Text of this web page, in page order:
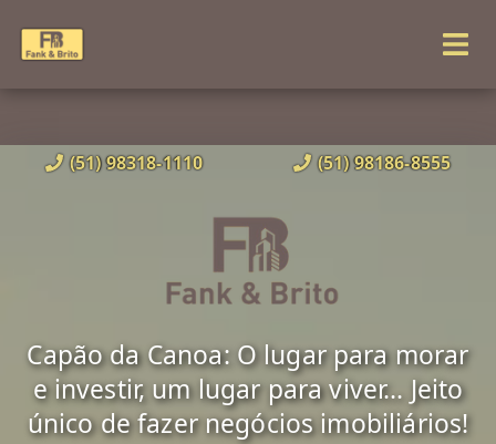
(51) 98318-1110 (51) 98186-8555
Capão da Canoa: O lugar para morar
e investir, um lugar para viver... Jeito
único de fazer negócios imobiliários!